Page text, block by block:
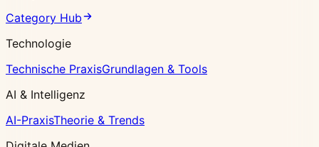
Category Hub
Technologie
Technische PraxisGrundlagen & Tools
AI & Intelligenz
AI-PraxisTheorie & Trends